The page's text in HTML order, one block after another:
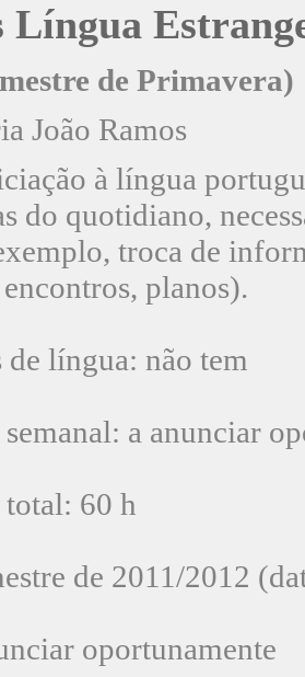
Língua
de Primavera)
João Ramos
à língua
do quotidiano,
troca de
planos).
língua: não tem
a anunciar
60 h
de 2011/2012
oportunamente